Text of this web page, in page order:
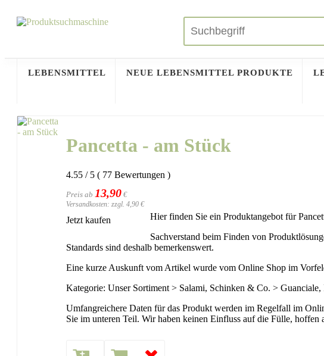
LEBENSMITTEL NEUE LEBENSMITTEL PRODUKTE
Pancetta - am Stück
4.55 / 5 ( 77 Bewertungen )
Preis ab 13,90 €
Versandkosten: zzgl. 4,90 €
Jetzt kaufen
Hier finden Sie ein Produktangebot für
Sachverstand beim Finden von
Standards sind deshalb bemerkenswert.
Eine kurze Auskunft vom Artikel wurde vom Online Shop im
Kategorie: Unser Sortiment > Salami, Schinken & Co. > Guanciale,
Umfangreichere Daten für das Produkt werden im Regelfall im
Sie im unteren Teil. Wir haben keinen Einfluss auf die Fülle,